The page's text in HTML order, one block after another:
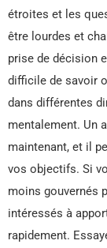
étroites et les
être lourdes et
prise de décision
difficile de savoir
dans différentes
mentalement. Un
maintenant, et il
vos objectifs. Si
moins gouvernés
intéressés à
rapidement.